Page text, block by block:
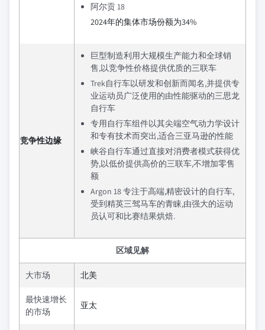
阿尔贡 18
2024年的集体市场份额为34%
竞争性边缘
巨型制造利用大规模生产能力和全球销
售,以竞争性价格提供优质的三联车
Trek自行车以研发和创新而闻名,并提供专
业运动员广泛使用的由性能驱动的三思龙
自行车
专用自行车组件以其尖端空气动力学设计
和专有技术而突出,适合三亚马逊的性能
峡谷自行车通过直接对消费者模式获得优
势,以低价提供高价的三联车,不增加零售
额
Argon 18 专注于高端,精密设计的自行车,
受到精英三驾马车的青睐,由强大的运动
员认可和比赛结果烘焙.
区域见解
大市场 北美
最快速增长
的市场
亚太